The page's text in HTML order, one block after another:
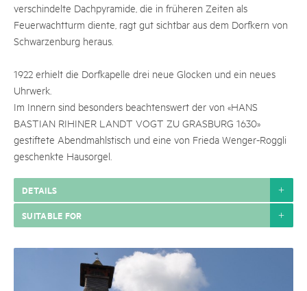
verschindelte Dachpyramide, die in früheren Zeiten als
Feuerwachtturm diente, ragt gut sichtbar aus dem Dorfkern von
Schwarzenburg heraus.
1922 erhielt die Dorfkapelle drei neue Glocken und ein neues
Uhrwerk.
Im Innern sind besonders beachtenswert der von «HANS
BASTIAN RIHINER LANDT VOGT ZU GRASBURG 1630»
gestiftete Abendmahlstisch und eine von Frieda Wenger-Roggli
geschenkte Hausorgel.
DETAILS
SUITABLE FOR